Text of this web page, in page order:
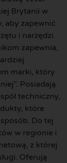
Brytanii w
aby zapewnić
i narzędzi.
zapewnia,
marki, który
Posiadają
techniczny,
które
Do tej
w regionie i
z której
Oferują